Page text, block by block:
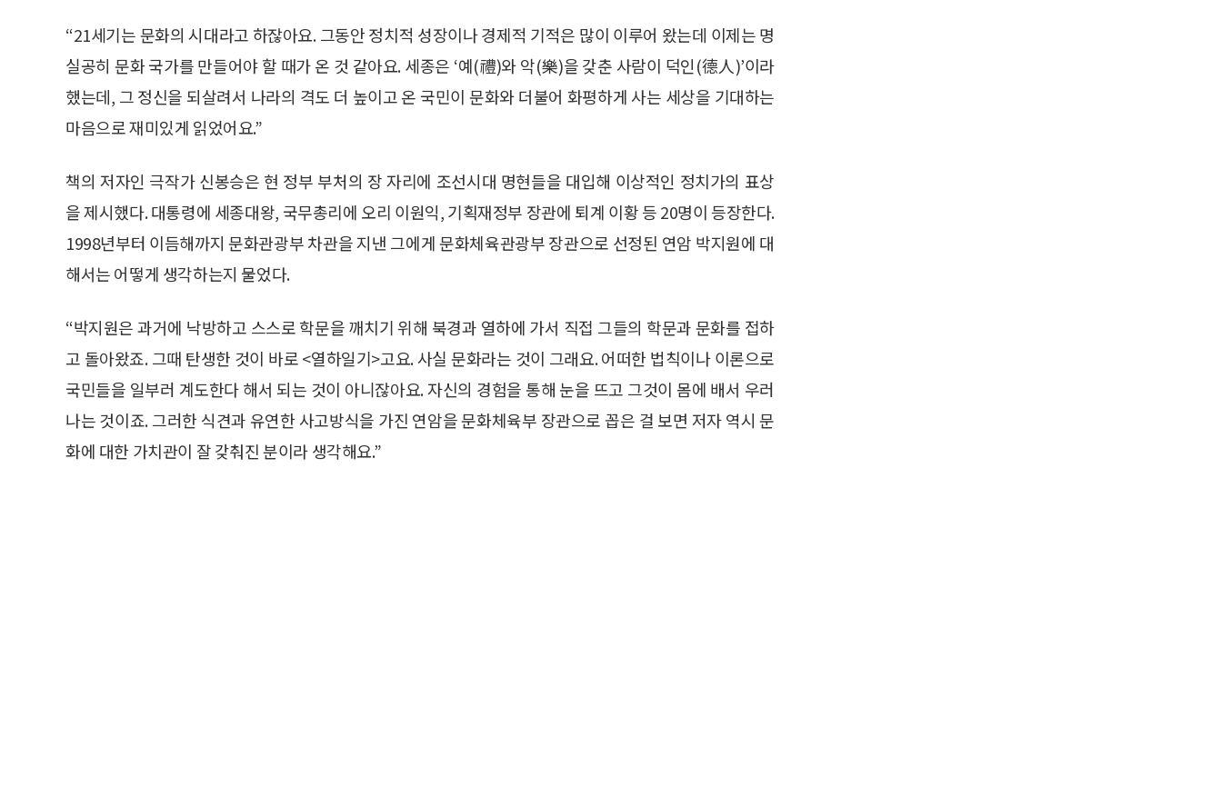
“21세기는 문화의 시대라고 하잖아요. 그동안 정치적 성장이나 경제적 기적은 많이 이루어 왔는데 이제는 명
실공히 문화 국가를 만들어야 할 때가 온 것 같아요. 세종은 ‘예(禮)와 악(樂)을 갖춘 사람이 덕인(德人)’이라
했는데, 그 정신을 되살려서 나라의 격도 더 높이고 온 국민이 문화와 더불어 화평하게 사는 세상을 기대하는
마음으로 재미있게 읽었어요.”
책의 저자인 극작가 신봉승은 현 정부 부처의 장 자리에 조선시대 명현들을 대입해 이상적인 정치가의 표상
을 제시했다. 대통령에 세종대왕, 국무총리에 오리 이원익, 기획재정부 장관에 퇴계 이황 등 20명이 등장한다.
1998년부터 이듬해까지 문화관광부 차관을 지낸 그에게 문화체육관광부 장관으로 선정된 연암 박지원에 대
해서는 어떻게 생각하는지 물었다.
“박지원은 과거에 낙방하고 스스로 학문을 깨치기 위해 북경과 열하에 가서 직접 그들의 학문과 문화를 접하
고 돌아왔죠. 그때 탄생한 것이 바로 <열하일기>고요. 사실 문화라는 것이 그래요. 어떠한 법칙이나 이론으로
국민들을 일부러 계도한다 해서 되는 것이 아니잖아요. 자신의 경험을 통해 눈을 뜨고 그것이 몸에 배서 우러
나는 것이죠. 그러한 식견과 유연한 사고방식을 가진 연암을 문화체육부 장관으로 꼽은 걸 보면 저자 역시 문
화에 대한 가치관이 잘 갖춰진 분이라 생각해요.”